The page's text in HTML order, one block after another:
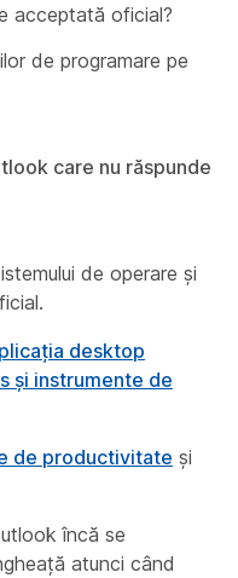
acceptată oficial?
de programare pe
care nu răspunde
de operare și
desktop
și instrumente de
de productivitate și
încă se
atunci când